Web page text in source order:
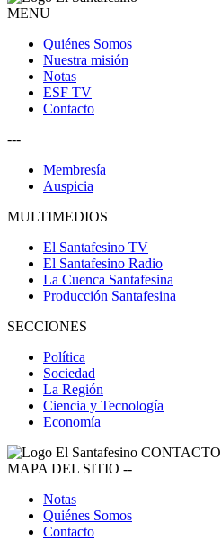
MENU
Quiénes Somos
Nuestra misión
Notas
ESF TV
Contacto
---
Membresía
Auspicia
MULTIMEDIOS
El Santafesino TV
El Santafesino Radio
La Cuenca Santafesina
Producción Santafesina
SECCIONES
Política
Sociedad
La Región
Ciencia y Tecnología
Economía
CONTACTO
MAPA DEL SITIO --
Notas
Quiénes Somos
Contacto